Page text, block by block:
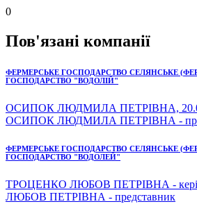
0
Пов'язані компанії
ФЕРМЕРСЬКЕ ГОСПОДАРСТВО СЕЛЯНСЬКЕ
ГОСПОДАРСТВО "ВОДОЛІЙ"
ОСИПОК ЛЮДМИЛА ПЕТРІВНА,
ОСИПОК ЛЮДМИЛА ПЕТРІВНА -
ФЕРМЕРСЬКЕ ГОСПОДАРСТВО СЕЛЯНСЬКЕ
ГОСПОДАРСТВО "ВОДОЛЕЙ"
ТРОЦЕНКО ЛЮБОВ ПЕТРІВНА -
ЛЮБОВ ПЕТРІВНА - представник